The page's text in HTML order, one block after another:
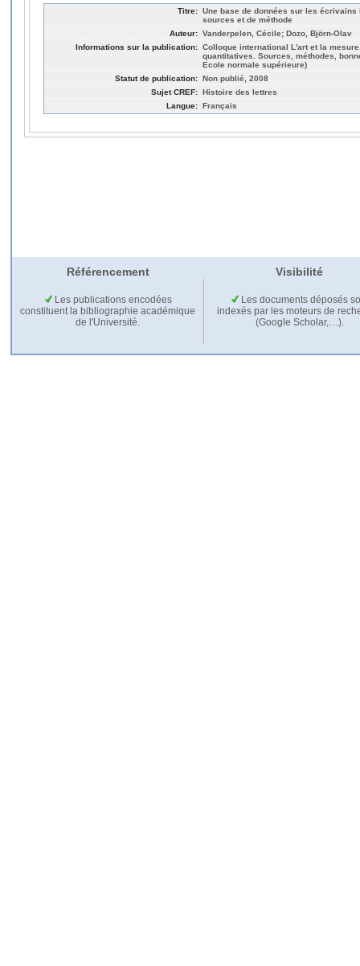
Titre: Une base de données sur les écrivains
sources et de méthode
Auteur: Vanderpelen, Cécile; Dozo, Björn-Olav
Informations sur la publication: Colloque international L'art et la
quantitatives. Sources, méthodes,
Ecole normale supérieure)
Statut de publication: Non publié, 2008
Sujet CREF: Histoire des lettres
Langue: Français
Référencement Visibilité
Les publications encodées
constituent la bibliographie académique
de l'Université.
Les documents déposés
indexés par les moteurs de
(Google Scholar,…).